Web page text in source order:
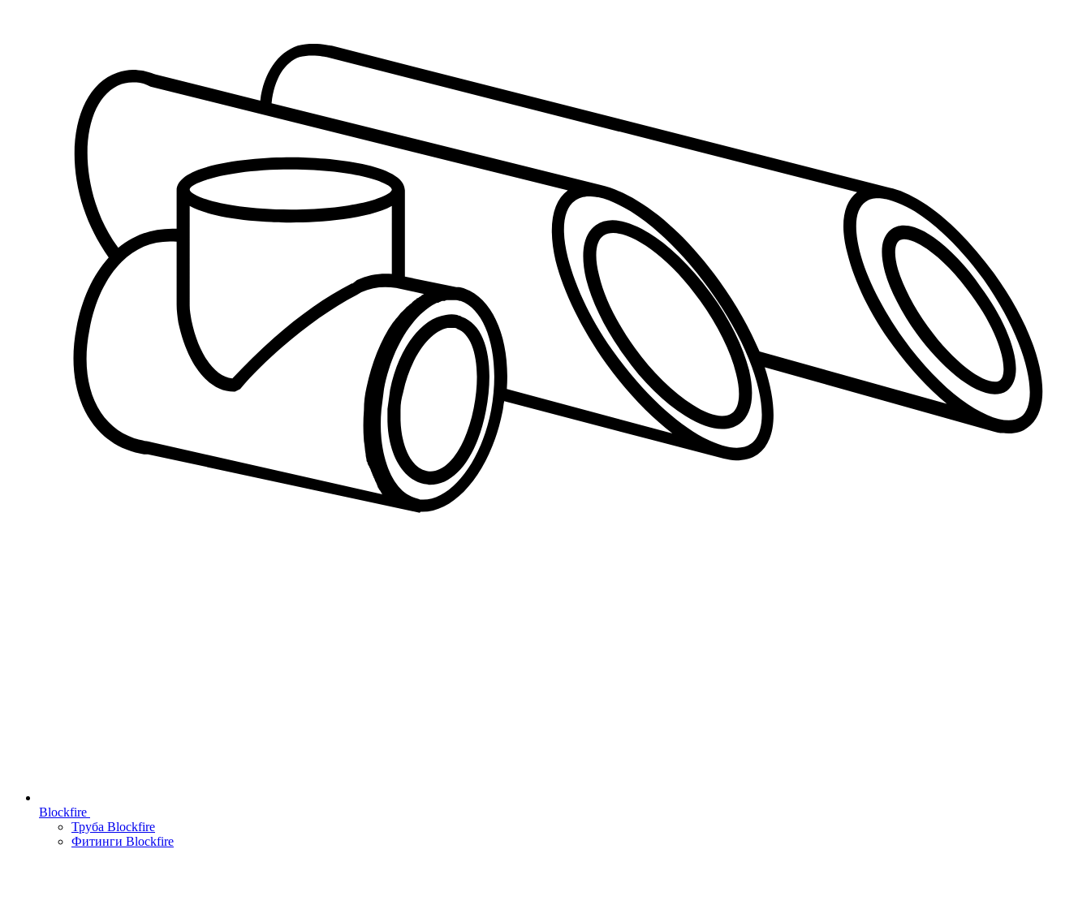
Blockfire
Труба Blockfire
Фитинги Blockfire